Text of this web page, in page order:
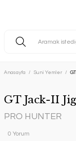
Anasayfa Suni Yemler
GT Jack-II
PRO HUNTER
0 Yorum